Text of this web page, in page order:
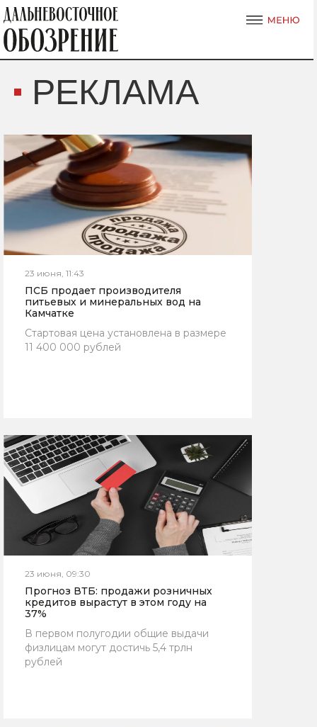
РЕКЛАМА
23 июня, 11:43
ПСБ продает производителя
питьевых и минеральных вод на
Камчатке
Стартовая цена установлена в размере
11 400 000 рублей
23 июня, 09:30
Прогноз ВТБ: продажи розничных
кредитов вырастут в этом году на
37%
В первом полугодии общие выдачи
физлицам могут достичь 5,4 трлн
рублей